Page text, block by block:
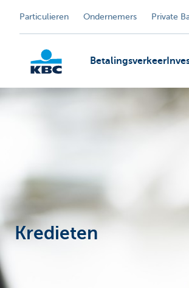
Particulieren Ondernemers Private
Betalingsverkeer
Kredieten